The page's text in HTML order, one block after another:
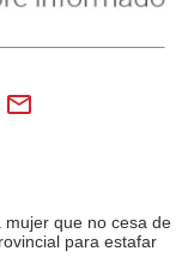
mujer que no cesa de
para estafar